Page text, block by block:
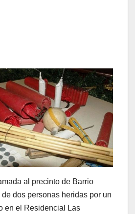
al precinto de Barrio
dos personas heridas por un
en el Residencial Las